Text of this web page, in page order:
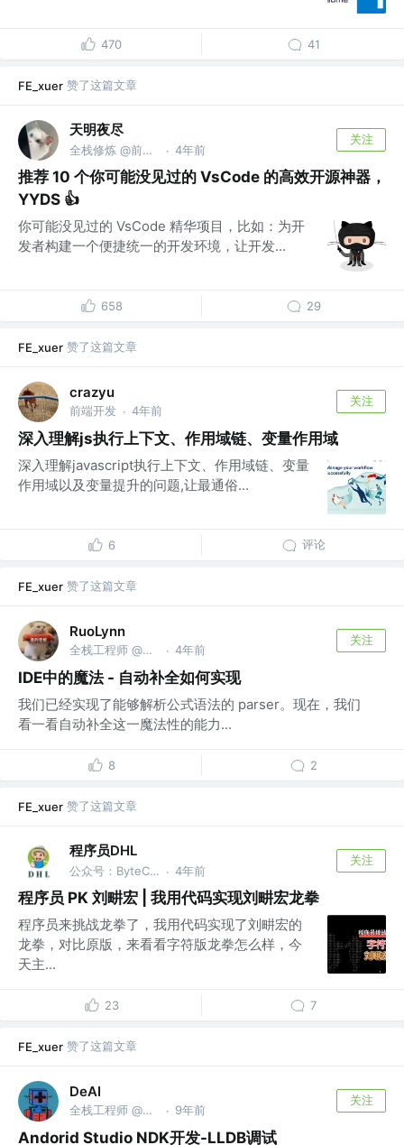
470 41
FE_xuer 赞了这篇文章
天明夜尽
全栈修炼 @前端GitHub · 4年前
关注
推荐 10 个你可能没见过的 VsCode 的高效开源神器，
YYDS 👍
你可能没见过的 VsCode 精华项目，比如：为开
发者构建一个便捷统一的开发环境，让开发...
658 29
FE_xuer 赞了这篇文章
crazyu
前端开发 · 4年前
关注
深入理解js执行上下文、作用域链、变量作用域
深入理解javascript执行上下文、作用域链、变量
作用域以及变量提升的问题,让最通俗...
6 评论
FE_xuer 赞了这篇文章
RuoLynn
全栈工程师 @字节跳动 · 4年前
关注
IDE中的魔法 - 自动补全如何实现
我们已经实现了能够解析公式语法的 parser。现在，我们
看一看自动补全这一魔法性的能力...
8 2
FE_xuer 赞了这篇文章
程序员DHL
公众号：ByteCode，大厂面试题解小程序 【猿面试】 开发者 @微信：hi-dhl · 4年前
关注
程序员 PK 刘畊宏 | 我用代码实现刘畊宏龙拳
程序员来挑战龙拳了，我用代码实现了刘畊宏的
龙拳，对比原版，来看看字符版龙拳怎么样，今
天主...
23 7
FE_xuer 赞了这篇文章
DeAI
全栈工程师 @区块链 · 9年前
关注
Andorid Studio NDK开发-LLDB调试